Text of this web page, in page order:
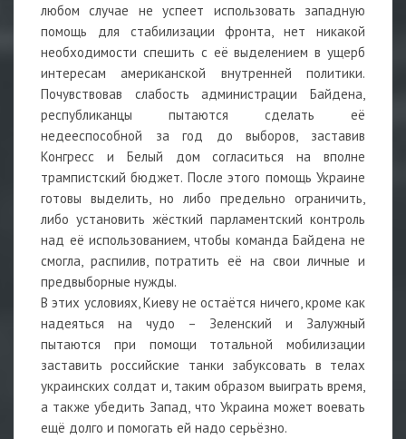
любом случае не успеет использовать западную
помощь для стабилизации фронта, нет никакой
необходимости спешить с её выделением в ущерб
интересам американской внутренней политики.
Почувствовав слабость администрации Байдена,
республиканцы пытаются сделать её
недееспособной за год до выборов, заставив
Конгресс и Белый дом согласиться на вполне
трампистский бюджет. После этого помощь Украине
готовы выделить, но либо предельно ограничить,
либо установить жёсткий парламентский контроль
над её использованием, чтобы команда Байдена не
смогла, распилив, потратить её на свои личные и
предвыборные нужды.
В этих условиях, Киеву не остаётся ничего, кроме как
надеяться на чудо – Зеленский и Залужный
пытаются при помощи тотальной мобилизации
заставить российские танки забуксовать в телах
украинских солдат и, таким образом выиграть время,
а также убедить Запад, что Украина может воевать
ещё долго и помогать ей надо серьёзно.